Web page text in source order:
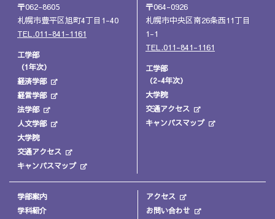
〒062-8605
札幌市豊平区旭町4丁目1-40
TEL.011-841-1161
工学部
（1年次）
経済学部
経営学部
法学部
人文学部
大学院
交通アクセス
キャンパスマップ
〒064-0926
札幌市中央区南26条西11丁目
1-1
TEL.011-841-1161
工学部
（2-4年次）
大学院
交通アクセス
キャンパスマップ
学部案内
学科紹介
アクセス
お問い合わせ